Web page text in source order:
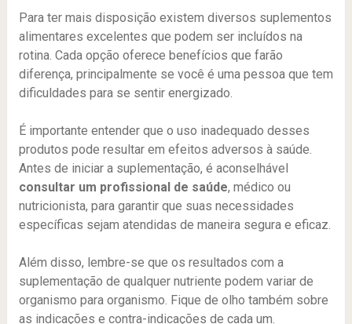
Para ter mais disposição existem diversos suplementos
alimentares excelentes que podem ser incluídos na
rotina. Cada opção oferece benefícios que farão
diferença, principalmente se você é uma pessoa que tem
dificuldades para se sentir energizado.
É importante entender que o uso inadequado desses
produtos pode resultar em efeitos adversos à saúde.
Antes de iniciar a suplementação, é aconselhável
consultar um profissional de saúde, médico ou
nutricionista, para garantir que suas necessidades
específicas sejam atendidas de maneira segura e eficaz.
Além disso, lembre-se que os resultados com a
suplementação de qualquer nutriente podem variar de
organismo para organismo. Fique de olho também sobre
as indicações e contra-indicações de cada um.